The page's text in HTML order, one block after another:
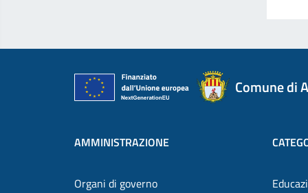
Comune di
AMMINISTRAZIONE
Organi di governo